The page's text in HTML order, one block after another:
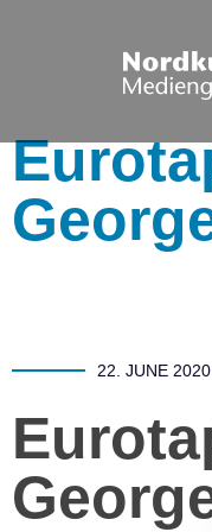
22. JUNE 2020